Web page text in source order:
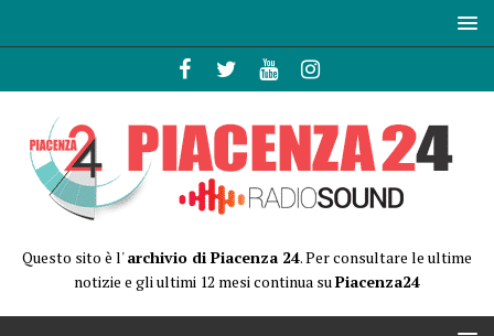
Questo sito è l'archivio di Piacenza 24. Per consultare le ultime
notizie e gli ultimi 12 mesi continua suPiacenza24